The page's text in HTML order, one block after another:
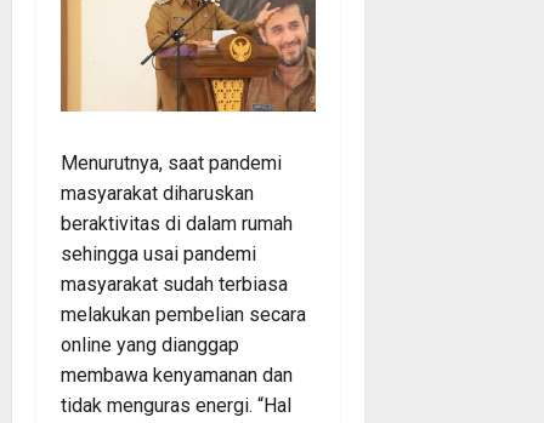
Menurutnya, saat pandemi
masyarakat diharuskan
beraktivitas di dalam rumah
sehingga usai pandemi
masyarakat sudah terbiasa
melakukan pembelian secara
online yang dianggap
membawa kenyamanan dan
tidak menguras energi. “Hal